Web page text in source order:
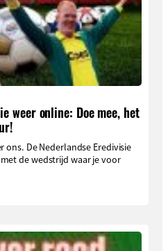
weer online: Doe mee, het
ons. De Nederlandse Eredivisie
de wedstrijd waar je voor